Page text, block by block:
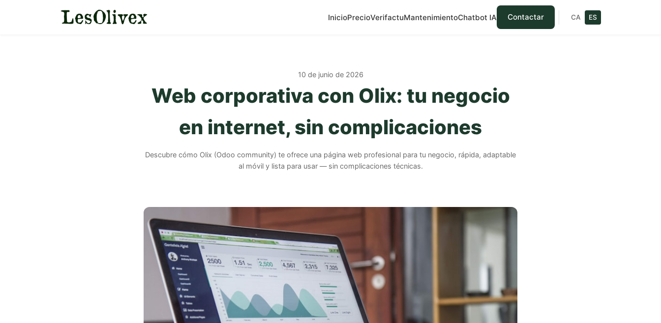
InicioPrecioVerifactuMantenimientoChatbot IA Contactar CA ES
10 de junio de 2026
Web corporativa con Olix: tu negocio
en internet, sin complicaciones
Descubre cómo Olix (Odoo community) te ofrece una página web profesional para tu negocio, rápida, adaptable
al móvil y lista para usar — sin complicaciones técnicas.